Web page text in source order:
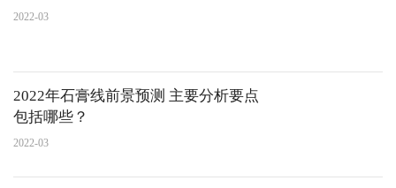
2022-03
2022年石膏线前景预测 主要分析要点
包括哪些？
2022-03